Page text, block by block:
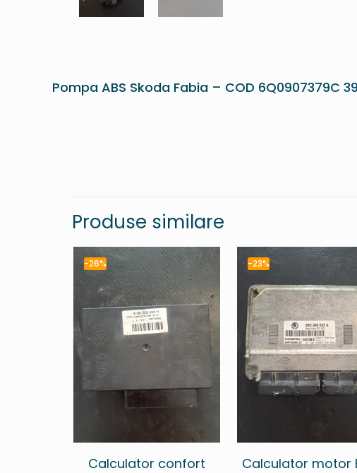
Pompa ABS Skoda Fabia – COD 6Q0907379C
Produse similare
-26%
Calculator confort
-23%
Calculator motor